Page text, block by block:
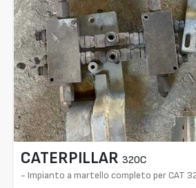
CATERPILLAR 320C
- Impianto a martello completo per CAT